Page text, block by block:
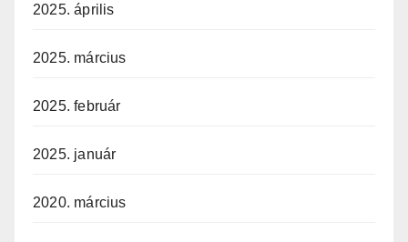
2025. április
2025. március
2025. február
2025. január
2020. március